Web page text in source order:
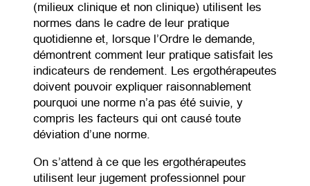
(milieux clinique et non clinique) utilisent les
normes dans le cadre de leur pratique
quotidienne et, lorsque l’Ordre le demande,
démontrent comment leur pratique satisfait les
indicateurs de rendement. Les ergothérapeutes
doivent pouvoir expliquer raisonnablement
pourquoi une norme n’a pas été suivie, y
compris les facteurs qui ont causé toute
déviation d’une norme.
On s’attend à ce que les ergothérapeutes
utilisent leur jugement professionnel pour